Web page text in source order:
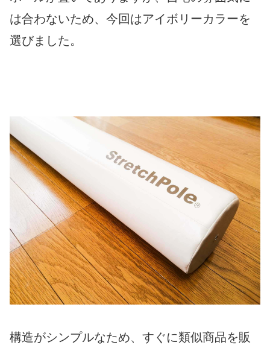
は合わないため、今回はアイボリーカラーを
選びました。
構造がシンプルなため、すぐに類似商品を販